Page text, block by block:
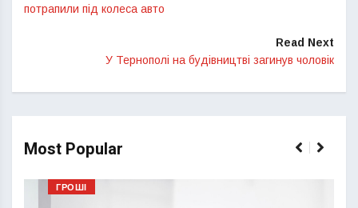
потрапили під колеса авто
Read Next
У Тернополі на будівництві загинув чоловік
Most Popular
ГРОШІ